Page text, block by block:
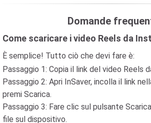
Domande
Come scaricare i video Reels da
È semplice! Tutto ciò che devi fare è:
Passaggio 1: Copia il link del video Reels
Passaggio 2: Apri InSaver, incolla il link
premi Scarica.
Passaggio 3: Fare clic sul pulsante
file sul dispositivo.